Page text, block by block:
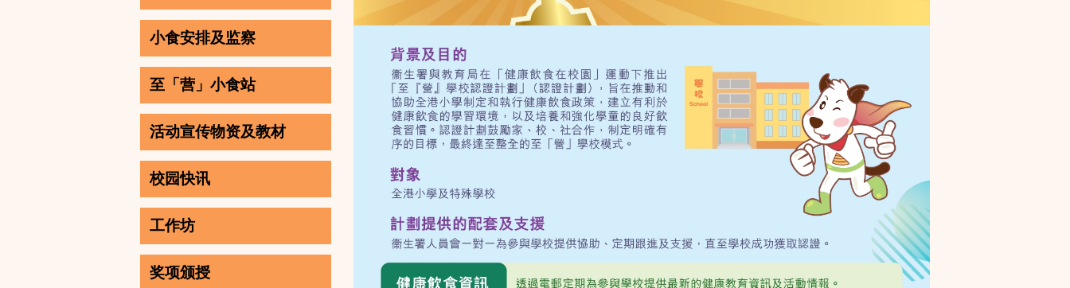
小食安排及监察
至「营」小食站
活动宣传物资及教材
校园快讯
工作坊
奖项颁授